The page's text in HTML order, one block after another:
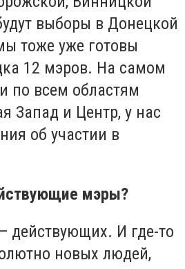
выборы в Донецкой
тоже уже готовы
12 мэров. На самом
по всем областям
Запад и Центр, у нас
об участии в
мэры?
действующих. И где-то
новых людей,